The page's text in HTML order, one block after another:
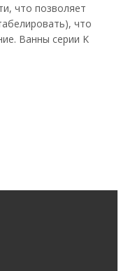
что позволяет
что
Ванны серии K